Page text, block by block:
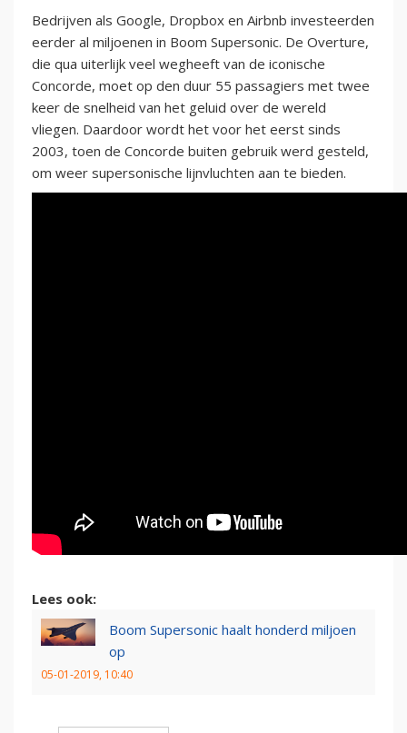
Bedrijven als Google, Dropbox en Airbnb investeerden
eerder al miljoenen in Boom Supersonic. De Overture,
die qua uiterlijk veel wegheeft van de iconische
Concorde, moet op den duur 55 passagiers met twee
keer de snelheid van het geluid over de wereld
vliegen. Daardoor wordt het voor het eerst sinds
2003, toen de Concorde buiten gebruik werd gesteld,
om weer supersonische lijnvluchten aan te bieden.
Lees ook:
Boom Supersonic haalt honderd miljoen
op
05-01-2019, 10:40